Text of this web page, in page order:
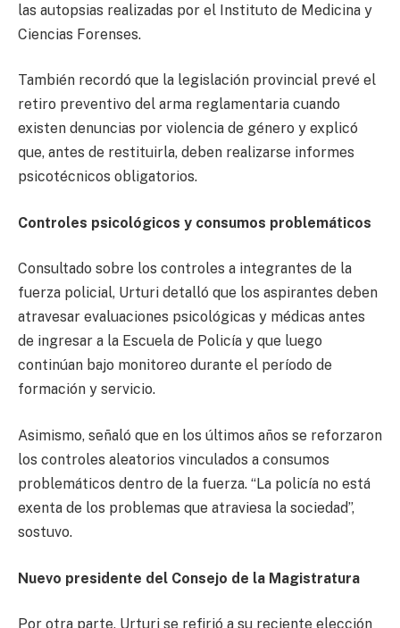
las autopsias realizadas por el Instituto de Medicina y
Ciencias Forenses.
También recordó que la legislación provincial prevé el
retiro preventivo del arma reglamentaria cuando
existen denuncias por violencia de género y explicó
que, antes de restituirla, deben realizarse informes
psicotécnicos obligatorios.
Controles psicológicos y consumos problemáticos
Consultado sobre los controles a integrantes de la
fuerza policial, Urturi detalló que los aspirantes deben
atravesar evaluaciones psicológicas y médicas antes
de ingresar a la Escuela de Policía y que luego
continúan bajo monitoreo durante el período de
formación y servicio.
Asimismo, señaló que en los últimos años se reforzaron
los controles aleatorios vinculados a consumos
problemáticos dentro de la fuerza. “La policía no está
exenta de los problemas que atraviesa la sociedad”,
sostuvo.
Nuevo presidente del Consejo de la Magistratura
Por otra parte, Urturi se refirió a su reciente elección